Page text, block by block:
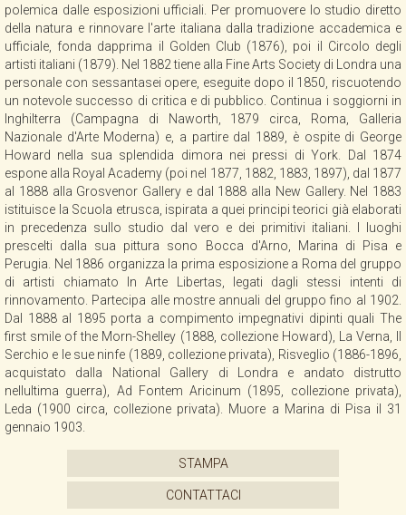
polemica dalle esposizioni ufficiali. Per promuovere lo studio diretto
della natura e rinnovare l'arte italiana dalla tradizione accademica e
ufficiale, fonda dapprima il Golden Club (1876), poi il Circolo degli
artisti italiani (1879). Nel 1882 tiene alla Fine Arts Society di Londra una
personale con sessantasei opere, eseguite dopo il 1850, riscuotendo
un notevole successo di critica e di pubblico. Continua i soggiorni in
Inghilterra (Campagna di Naworth, 1879 circa, Roma, Galleria
Nazionale d'Arte Moderna) e, a partire dal 1889, è ospite di George
Howard nella sua splendida dimora nei pressi di York. Dal 1874
espone alla Royal Academy (poi nel 1877, 1882, 1883, 1897), dal 1877
al 1888 alla Grosvenor Gallery e dal 1888 alla New Gallery. Nel 1883
istituisce la Scuola etrusca, ispirata a quei principi teorici già elaborati
in precedenza sullo studio dal vero e dei primitivi italiani. I luoghi
prescelti dalla sua pittura sono Bocca d'Arno, Marina di Pisa e
Perugia. Nel 1886 organizza la prima esposizione a Roma del gruppo
di artisti chiamato In Arte Libertas, legati dagli stessi intenti di
rinnovamento. Partecipa alle mostre annuali del gruppo fino al 1902.
Dal 1888 al 1895 porta a compimento impegnativi dipinti quali The
first smile of the Morn-Shelley (1888, collezione Howard), La Verna, Il
Serchio e le sue ninfe (1889, collezione privata), Risveglio (1886-1896,
acquistato dalla National Gallery di Londra e andato distrutto
nellultima guerra), Ad Fontem Aricinum (1895, collezione privata),
Leda (1900 circa, collezione privata). Muore a Marina di Pisa il 31
gennaio 1903.
STAMPA
CONTATTACI